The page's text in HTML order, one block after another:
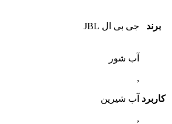
برند جی بی ال JBL
کاربرد
آب شور
,
آب شیرین
,